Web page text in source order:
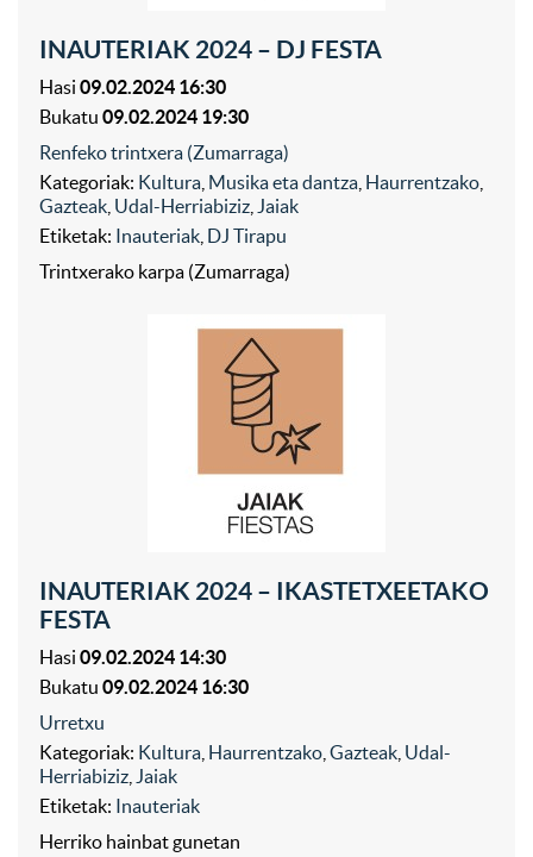
INAUTERIAK 2024 – DJ FESTA
Hasi 09.02.2024 16:30
Bukatu 09.02.2024 19:30
Renfeko trintxera (Zumarraga)
Kategoriak: Kultura Musika eta dantza Haurrentzako
Gazteak Udal-Herriabiziz Jaiak
Etiketak: Inauteriak DJ Tirapu
Trintxerako karpa (Zumarraga)
INAUTERIAK 2024 – IKASTETXEETAKO
FESTA
Hasi 09.02.2024 14:30
Bukatu 09.02.2024 16:30
Urretxu
Kategoriak: Kultura Haurrentzako Gazteak Udal-
Herriabiziz Jaiak
Etiketak: Inauteriak
Herriko hainbat gunetan